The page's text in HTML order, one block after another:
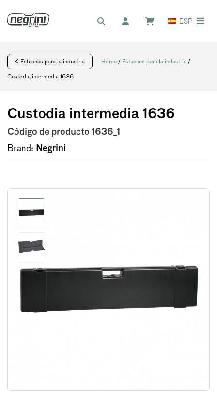
ESP
Estuches para la industria Home / Estuches para la industria /
Custodia intermedia 1636
Custodia intermedia 1636
Código de producto 1636_1
Brand: Negrini